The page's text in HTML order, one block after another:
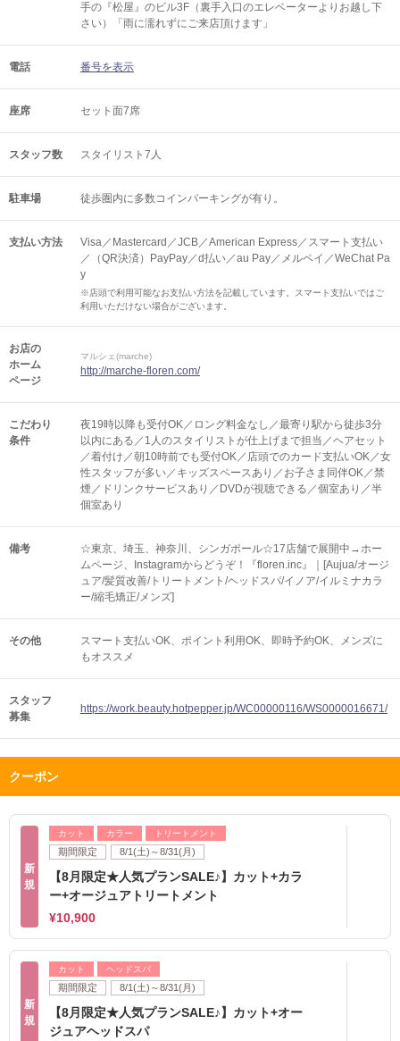
手の『松屋』のビル3F（裏手入口のエレベーターよりお越し下
さい）「雨に濡れずにご来店頂けます」
電話 番号を表示
座席 セット面7席
スタッフ数 スタイリスト7人
駐車場 徒歩圏内に多数コインパーキングが有り。
支払い方法
Visa／Mastercard／JCB／American Express／スマート支払い
／（QR決済）PayPay／d払い／au Pay／メルペイ／WeChat Pa
y
※店頭で利用可能なお支払い方法を記載しています。スマート支払いではご
利用いただけない場合がございます。
お店の
ホーム
ページ
マルシェ(marche)
http://marche-floren.com/
こだわり
条件
夜19時以降も受付OK／ロング料金なし／最寄り駅から徒歩3分
以内にある／1人のスタイリストが仕上げまで担当／ヘアセット
／着付け／朝10時前でも受付OK／店頭でのカード支払いOK／女
性スタッフが多い／キッズスペースあり／お子さま同伴OK／禁
煙／ドリンクサービスあり／DVDが視聴できる／個室あり／半
個室あり
備考
☆東京、埼玉、神奈川、シンガポール☆17店舗で展開中→ホー
ムページ、Instagramからどうぞ！『floren.inc』｜[Aujua/オージ
ュア/髪質改善/トリートメント/ヘッドスパ/イノア/イルミナカラ
ー/縮毛矯正/メンズ]
その他 スマート支払いOK ポイント利用OK 即時予約OK
メンズに
もオススメ
スタッフ
募集
https://work.beauty.hotpepper.jp/WC00000116/WS0000016671/
クーポン
新
規
カット カラー トリートメント
期間限定 8/1(土)～8/31(月)
【8月限定★人気プランSALE♪】カット+カラ
ー+オージュアトリートメント
¥10,900
新
規
カット ヘッドスパ
期間限定 8/1(土)～8/31(月)
【8月限定★人気プランSALE♪】カット+オー
ジュアヘッドスパ